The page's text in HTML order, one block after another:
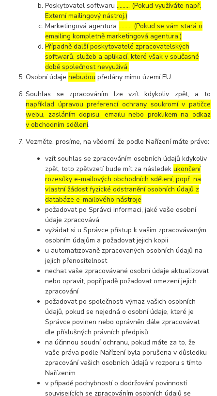
Poskytovatel softwaru……… (Pokud využíváte např.
Externí mailingový nástroj.)
Marketingová agentura……… (Pokud se vám stará o
emailing kompletně marketingová agentura.)
Případně další poskytovatelé zpracovatelských
softwarů, služeb a aplikací, které však v současné
době společnost nevyužívá.
Osobní údajenebudou předány mimo území EU.
Souhlas se zpracováním lze vzít kdykoliv zpět, a to
například úpravou preferencí ochrany soukromí v patičce
webu, zasláním dopisu, emailu nebo proklikem na odkaz
v obchodním sdělení.
Vezměte, prosíme, na vědomí, že podle Nařízení máte právo:
vzít souhlas se zpracováním osobních údajů kdykoliv
zpět, toto zpětvzetí bude mít za následekukončení
rozesílky e-mailových obchodních sdělení, popř. na
vlastní žádost fyzické odstranění osobních údajů z
databáze e-mailového nástroje
požadovat po Správci informaci, jaké vaše osobní
údaje zpracovává
vyžádat si u Správce přístup k vašim zpracovávaným
osobním údajům a požadovat jejich kopii
u automatizovaně zpracovaných osobních údajů na
jejich přenositelnost
nechat vaše zpracovávané osobní údaje aktualizovat
nebo opravit, popřípadě požadovat omezení jejich
zpracování
požadovat po společnosti výmaz vašich osobních
údajů, pokud se nejedná o osobní údaje, které je
Správce povinen nebo oprávněn dále zpracovávat
dle příslušných právních předpisů
na účinnou soudní ochranu, pokud máte za to, že
vaše práva podle Nařízení byla porušena v důsledku
zpracování vašich osobních údajů v rozporu s tímto
Nařízením
v případě pochybností o dodržování povinností
souvisejících se zpracováním osobních údajů se